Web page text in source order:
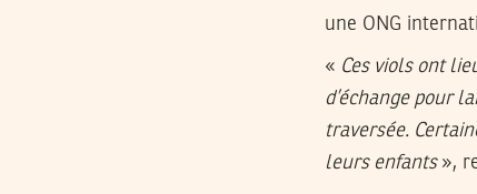
une ONG
« Ces viols ont
d’échange pour
traversée.
leurs enfants»,